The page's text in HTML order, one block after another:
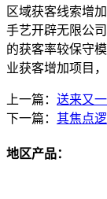
区域获客线索增
手艺开辟无限公
的获客率较保守
业获客增加项目
上一篇： 送来又
下一篇： 其焦点
地区产品：